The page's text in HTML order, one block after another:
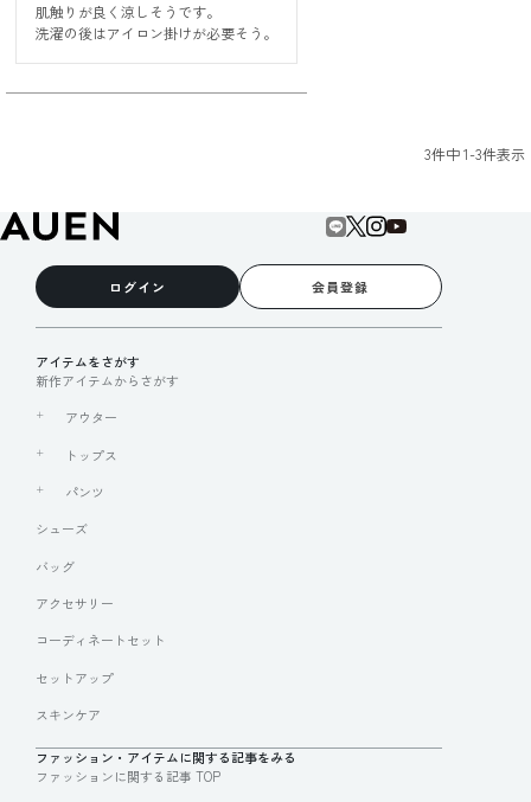
肌触りが良く涼しそうです。
洗濯の後はアイロン掛けが必要そう。
3件中1-3件表示
ログイン 会員登録
アイテムをさがす
新作アイテムからさがす
アウター
トップス
パンツ
シューズ
バッグ
アクセサリー
コーディネートセット
セットアップ
スキンケア
ファッション・アイテムに関する記事をみる
ファッションに関する記事 TOP